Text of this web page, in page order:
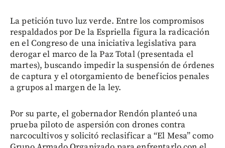
La petición tuvo luz verde. Entre los compromisos
respaldados por De la Espriella figura la radicación
en el Congreso de una iniciativa legislativa para
derogar el marco de la Paz Total (presentada el
martes), buscando impedir la suspensión de órdenes
de captura y el otorgamiento de beneficios penales
a grupos al margen de la ley.
Por su parte, el gobernador Rendón planteó una
prueba piloto de aspersión con drones contra
narcocultivos y solicitó reclasificar a “El Mesa” como